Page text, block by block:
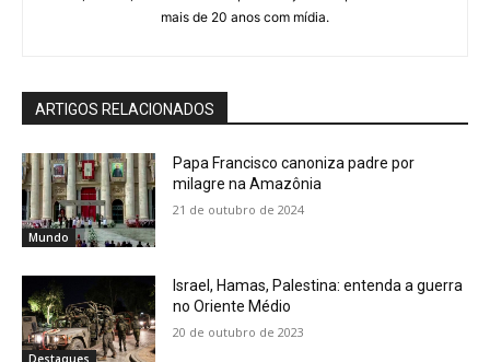
mais de 20 anos com mídia.
ARTIGOS RELACIONADOS
Mundo
Papa Francisco canoniza padre por
milagre na Amazônia
21 de outubro de 2024
Israel, Hamas, Palestina: entenda a guerra
no Oriente Médio
20 de outubro de 2023